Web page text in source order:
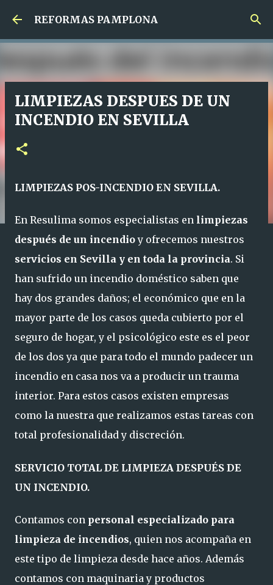
Ir al contenido principal
REFORMAS PAMPLONA
LIMPIEZAS DESPUES DE UN
INCENDIO EN SEVILLA
LIMPIEZAS POS-INCENDIO EN SEVILLA.
En Resulima somos especialistas en limpiezas
después de un incendioy ofrecemos nuestros
servicios en Sevilla y en toda la provincia. Si
han sufrido un incendio doméstico saben que
hay dos grandes daños; el económico que en la
mayor parte de los casos queda cubierto por el
seguro de hogar, y el psicológico este es el peor
de los dos ya que para todo el mundo padecer un
incendio en casa nos va a producir un trauma
interior. Para estos casos existen empresas
como la nuestra que realizamos estas tareas con
total profesionalidad y discreción.
SERVICIO TOTAL DE LIMPIEZA DESPUÉS DE
UN INCENDIO.
Contamos con personal especializado para
limpieza de incendios, quien nos acompaña en
este tipo de limpieza desde hace años. Además
contamos con maquinaria y productos